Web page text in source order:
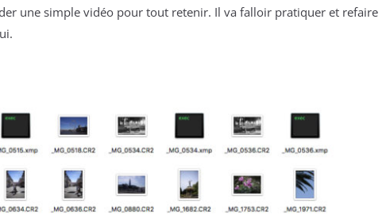
une simple vidéo pour tout retenir. Il va falloir pratiquer et refaire